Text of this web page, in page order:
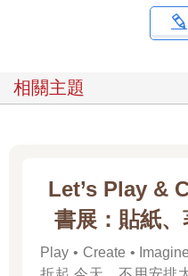
相關主題
Let’s Play &
書展：貼紙
Play • Create •